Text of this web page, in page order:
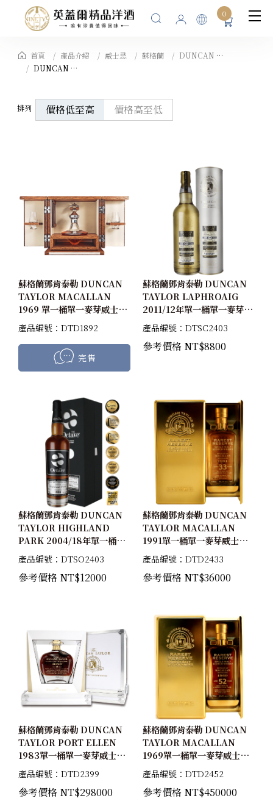
0
首頁 產品介紹 威士忌 蘇格蘭
DUNCAN TAYLOR SCOTCH WHISKY LIMITED 裝瓶廠
DUNCAN TAYLOR 鄧肯泰勒水晶瓶原酒
排列 價格低至高 價格高至低
蘇格蘭鄧肯泰勒 DUNCAN
TAYLOR MACALLAN
1969 單一桶單一麥芽威士忌
原酒 40%
產品編號：DTD1892
完售
蘇格蘭鄧肯泰勒 DUNCAN
TAYLOR LAPHROAIG
2011/12年單一桶單一麥芽威
士忌原酒54.4%
產品編號：DTSC2403
參考價格 NT$8800
蘇格蘭鄧肯泰勒 DUNCAN
TAYLOR HIGHLAND
PARK 2004/18年單一桶單
一麥芽威士忌原酒雪莉歐提夫
桶54.3%
產品編號：DTSO2403
參考價格 NT$12000
蘇格蘭鄧肯泰勒 DUNCAN
TAYLOR MACALLAN
1991單一桶單一麥芽威士忌
珍稀雪莉桶原酒50.2%
產品編號：DTD2433
參考價格 NT$36000
蘇格蘭鄧肯泰勒 DUNCAN
TAYLOR PORT ELLEN
1983單一桶單一麥芽威士忌
原酒52.4%
產品編號：DTD2399
參考價格 NT$298000
蘇格蘭鄧肯泰勒 DUNCAN
TAYLOR MACALLAN
1969單一桶單一麥芽威士忌
珍稀雪莉桶原酒41.4%
產品編號：DTD2452
參考價格 NT$450000